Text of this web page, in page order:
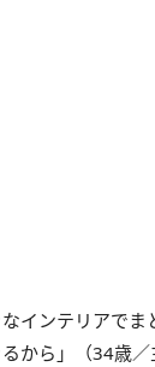
インテリアでま
から」（34歳／